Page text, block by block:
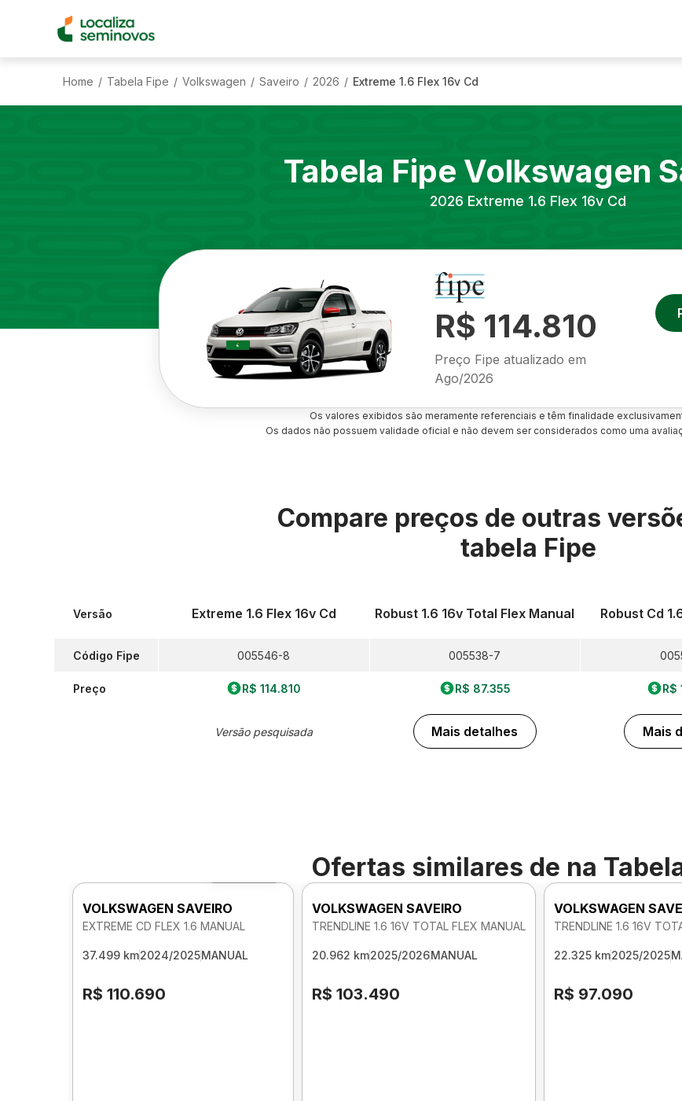
Home / Tabela Fipe / Volkswagen / Saveiro / 2026 / Extreme 1.6 Flex 16v Cd
Tabela Fipe Volkswagen
2026 Extreme 1.6 Flex 16v Cd
R$ 114.810
Preço Fipe atualizado em
Ago/2026
Os valores exibidos são meramente referenciais e têm finalidade
Os dados não possuem validade oficial e não devem ser considerados como uma
Compare preços de outras
tabela Fipe
Versão
Código Fipe
Preço
Extreme 1.6 Flex 16v Cd
005546-8
R$ 114.810
Versão pesquisada
Robust 1.6 16v Total Flex Manual
005538-7
R$ 87.355
Mais detalhes
Robust Cd
R$
Mais
Ofertas similares de na
VOLKSWAGEN SAVEIRO
EXTREME CD FLEX 1.6 MANUAL
37.499 km2024/2025MANUAL
R$ 110.690
VOLKSWAGEN SAVEIRO
TRENDLINE 1.6 16V TOTAL FLEX MANUAL
20.962 km2025/2026MANUAL
R$ 103.490
VOLKSWAGEN
TRENDLINE 1.6 16V
22.325 km2025/2025
R$ 97.090